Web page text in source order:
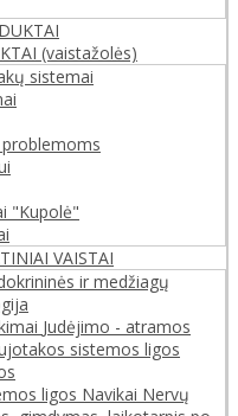
(vaistažolės)
sistemai
"Kupolė"
VAISTAI
ir medžiagų
Judėjimo - atramos
sistemos ligos
ligos Navikai Nervų